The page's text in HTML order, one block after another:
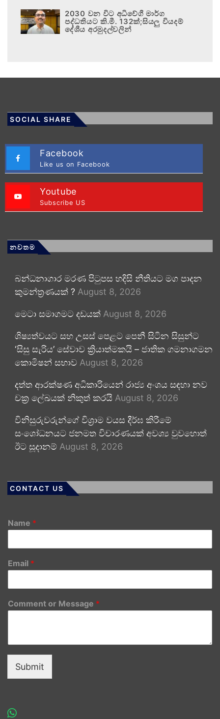
2030 වන විට අධිවේගී මාර්ග
පද්ධතියට කි.මී. 132ක්;සියලු වියදම්
දේශීය අරමුදල්වලින්
SOCIAL SHARE
Facebook
Like us on Facebook
Youtube
Subscribe US
නවතම
බන්ධනාගාර මරණ පිටුපස හදිසි නීතියට මග පාදන
කුමන්ත්‍රණයක් ? August 8, 2026
මෙටා සමාගමට දඩයක් August 8, 2026
ශිෂ්‍යත්වයට සහ උසස් පෙළට පෙනී සිටින සිසුන්ට
‘සිසු සැරිය’ සේවාව ක්‍රියාත්මකයි – ජාතික ගමනාගමන
කොමිෂන් සභාව August 8, 2026
දත්ත ආරක්ෂණ අධිකාරියෙන් රාජ්‍ය අංශය සඳහා නව
චක්‍ර ලේඛයක් නිකුත් කරයි August 8, 2026
විනිසුරුවරුන්ගේ විශ්‍රාම වයස දීර්ඝ කිරීමේ
සංශෝධනයට ජනමත විචාරණයක් අවශ්‍ය වුවහොත්
ඊට සූදානම් August 8, 2026
CONTACT US
Name *
Email *
Comment or Message *
Submit